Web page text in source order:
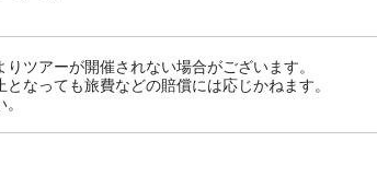
ツアーが開催されない場合がございます。
なっても旅費などの賠償には応じかねます。